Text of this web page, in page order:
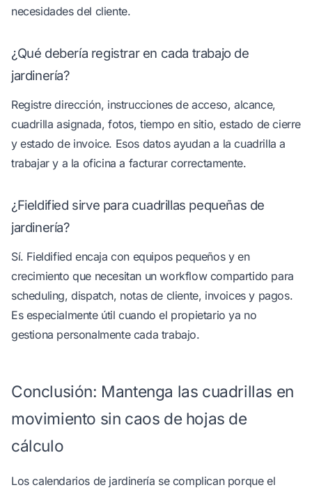
necesidades del cliente.
¿Qué debería registrar en cada trabajo de
jardinería?
Registre dirección, instrucciones de acceso, alcance,
cuadrilla asignada, fotos, tiempo en sitio, estado de cierre
y estado de invoice. Esos datos ayudan a la cuadrilla a
trabajar y a la oficina a facturar correctamente.
¿Fieldified sirve para cuadrillas pequeñas de
jardinería?
Sí. Fieldified encaja con equipos pequeños y en
crecimiento que necesitan un workflow compartido para
scheduling, dispatch, notas de cliente, invoices y pagos.
Es especialmente útil cuando el propietario ya no
gestiona personalmente cada trabajo.
Conclusión: Mantenga las cuadrillas en
movimiento sin caos de hojas de
cálculo
Los calendarios de jardinería se complican porque el